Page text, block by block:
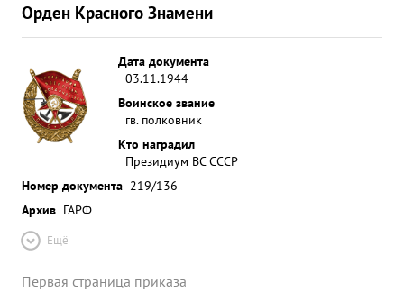
Орден Красного Знамени
Дата документа
03.11.1944
Воинское звание
гв. полковник
Кто наградил
Президиум ВС СССР
Номер документа 219/136
Архив ГАРФ
Ещё
Первая страница приказа